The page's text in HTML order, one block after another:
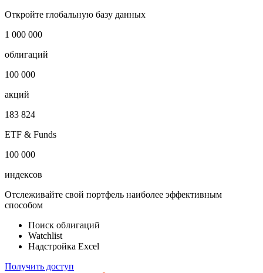
Откройте глобальную базу данных
1 000 000
облигаций
100 000
акций
183 824
ETF & Funds
100 000
индексов
Отслеживайте свой портфель наиболее эффективным
способом
Поиск облигаций
Watchlist
Надстройка Excel
Получить доступ